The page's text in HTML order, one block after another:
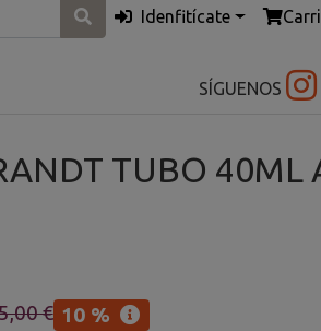
Idenfitícate
SÍGUENOS
TUBO 40ML
€ 10 %